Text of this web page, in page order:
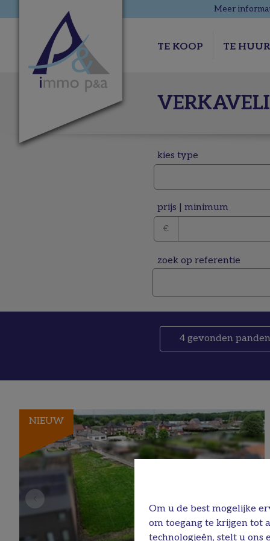
Om u de best mogelijke
om toegang te krijgen tot
technologieën, stelt u ons
Meer
TE KOOP TE HUUR
kies type
prijs |minimum
zoek op referentie
4 gevonden panden
NIEUW